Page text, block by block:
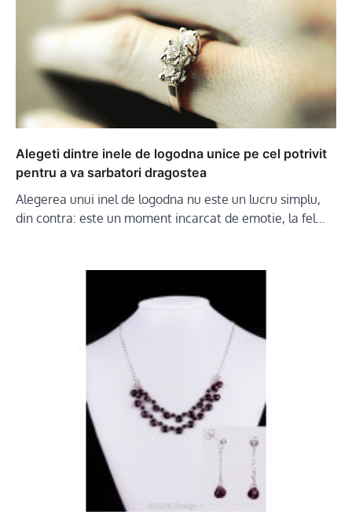
Alegeti dintre inele de logodna unice pe cel potrivit
pentru a va sarbatori dragostea
Alegerea unui inel de logodna nu este un lucru simplu,
din contra: este un moment incarcat de emotie, la fel…